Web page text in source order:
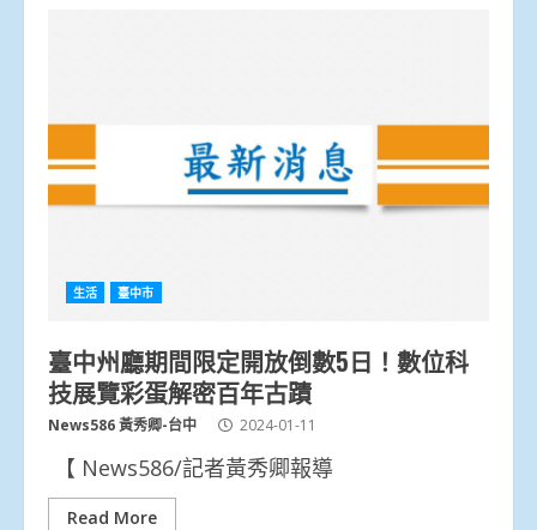
生活 臺中市
臺中州廳期間限定開放倒數5日！數位科
技展覽彩蛋解密百年古蹟
News586 黃秀卿-台中 2024-01-11
【 News586/記者黃秀卿報導
Read More